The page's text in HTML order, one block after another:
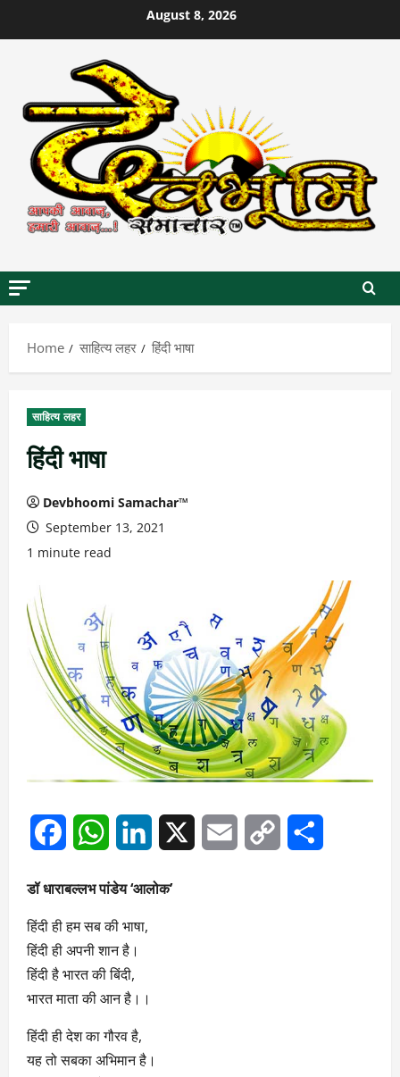
to
August 8, 2026
Home साहित्य लहर हिंदी भाषा
साहित्य लहर
हिंदी भाषा
Devbhoomi Samachar™
September 13, 2021
1 minute read
FacebookWhatsAppLinkedIn Email
Copy
डॉ धाराबल्लभ पांडेय ‘आलोक’
हिंदी ही हम सब की भाषा,
हिंदी ही अपनी शान है।
हिंदी है भारत की बिंदी,
भारत माता की आन है।।
हिंदी ही देश का गौरव है,
यह तो सबका अभिमान है।